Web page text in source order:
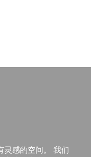
灵感的空间。 我们